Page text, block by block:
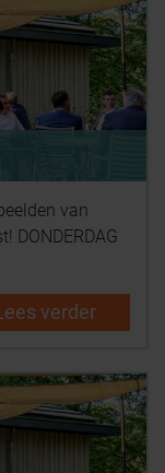
van
DONDERDAG
verder